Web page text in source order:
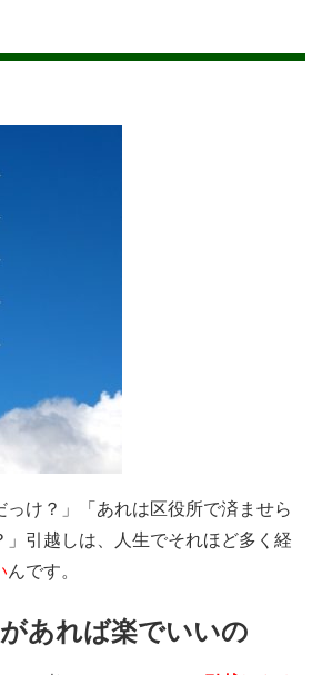
け？」「あれは区役所で済ませら
引越しは、人生でそれほど多く経
んです。
あれば楽でいいの